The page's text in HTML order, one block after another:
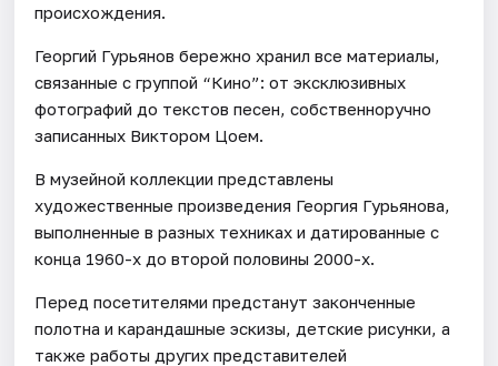
происхождения.
Георгий Гурьянов бережно хранил все материалы,
связанные с группой “Кино”: от эксклюзивных
фотографий до текстов песен, собственноручно
записанных Виктором Цоем.
В музейной коллекции представлены
художественные произведения Георгия Гурьянова,
выполненные в разных техниках и датированные с
конца 1960-х до второй половины 2000-х.
Перед посетителями предстанут законченные
полотна и карандашные эскизы, детские рисунки, а
также работы других представителей